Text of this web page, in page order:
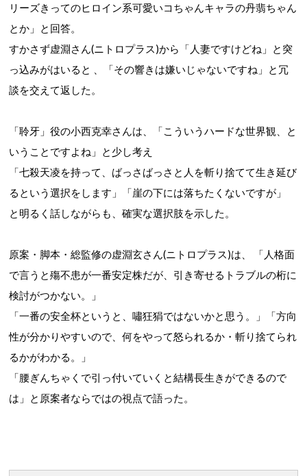
リーズきってのヒロイン系可愛いコちゃんキャラの丹翡ちゃん
とか」と回答。
すかさず虚淵さん(ニトロプラス)から「人妻ですけどね」と突
っ込みがはいると 、「その響きは嫌いじゃないですね」と冗
談を交えて返した。
「聆牙」役の小西克幸さんは、
「こういうハードな世界観、と
いうことですよね」と少し考え
「七殺天凌を持って、ばっさばっさと人を斬り捨てて生き延び
るという選択をします」「崖の下には落ちたくないですが」
と明るく話しながらも、確実な選択肢を示した。
原案・脚本・総監修の虚淵玄さん(ニトロプラス)は、
「人格面
で言うと殤不患が一番安定株だが、引き寄せるトラブルの桁に
検討がつかない。」
「一番の安全杯というと、嘯狂狷ではないかと思う。」「方向
性が分かりやすいので、何をやって怒られるか・斬り捨てられ
るかがわかる。」
「腰ぎんちゃくで引っ付いていくと結構長生きができるので
は」と原案者ならではの視点で語った。